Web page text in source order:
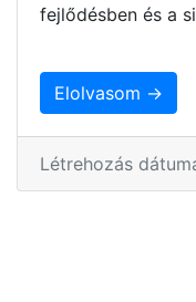
fejlődésben és a
Elolvasom →
Létrehozás